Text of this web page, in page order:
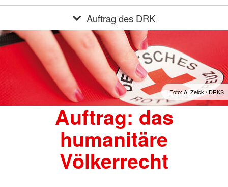
Auftrag des DRK
Foto: A. Zelck / DRKS
Auftrag: das
humanitäre
Völkerrecht